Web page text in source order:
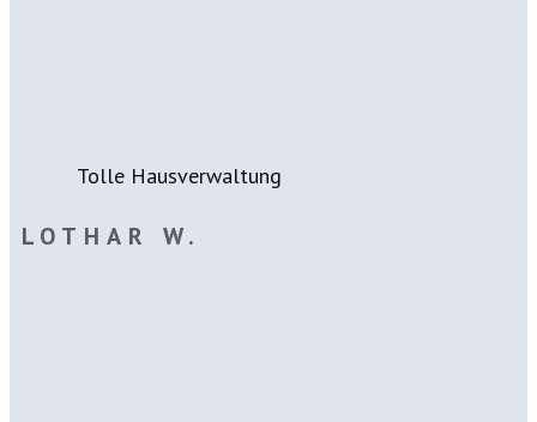
Tolle Hausverwaltung
LOTHAR W.